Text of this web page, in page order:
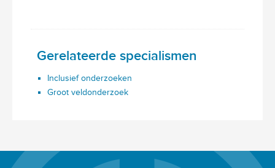
Gerelateerde specialismen
Inclusief onderzoeken
Groot veldonderzoek